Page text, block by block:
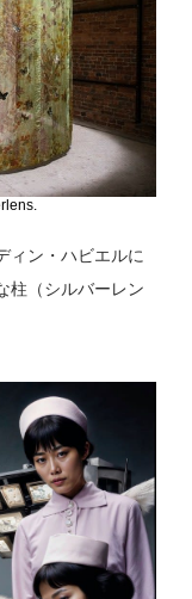
ィン・ハビエルに
柱（シルバーレン